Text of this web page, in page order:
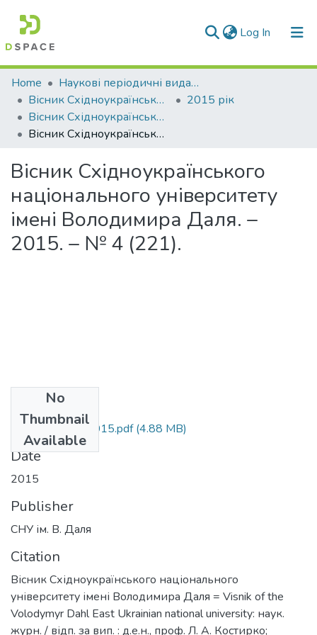
Log In (current)
Communities & Collections
All of DSpace
Statistics
Home
Наукові періодичні видання СНУ ім. В. Даля
Вісник Східноукраїнського національного університету імені В. Даля
2015 рік
Вісник Східноукраїнського національного університету імені Володимира Даля № 4 (221) 2015
Вісник Східноукраїнського національного університету імені Володимира Даля. – 2015. – № 4 (221).
Вісник Східноукраїнського
національного університету
імені Володимира Даля. –
2015. – № 4 (221).
No
Thumbnail
Available
visnyk_4_221_2015.pdf(4.88 MB)
Date
2015
Publisher
СНУ ім. В. Даля
Citation
Вісник Східноукраїнського національного
університету імені Володимира Даля = Visnik of the
Volodymyr Dahl East Ukrainian national university: наук.
журн. / відп. за вип. : д.е.н., проф. Л. А. Костирко;